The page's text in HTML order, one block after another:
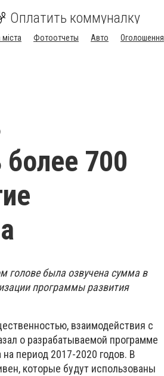
Оплатить коммуналку
міста Фотоотчеты Авто
Оголошення
700
голове была озвучена сумма в
программы развития
взаимодействия с
о разрабатываемой программе
период 2017-2020 годов. В
которые будут использованы